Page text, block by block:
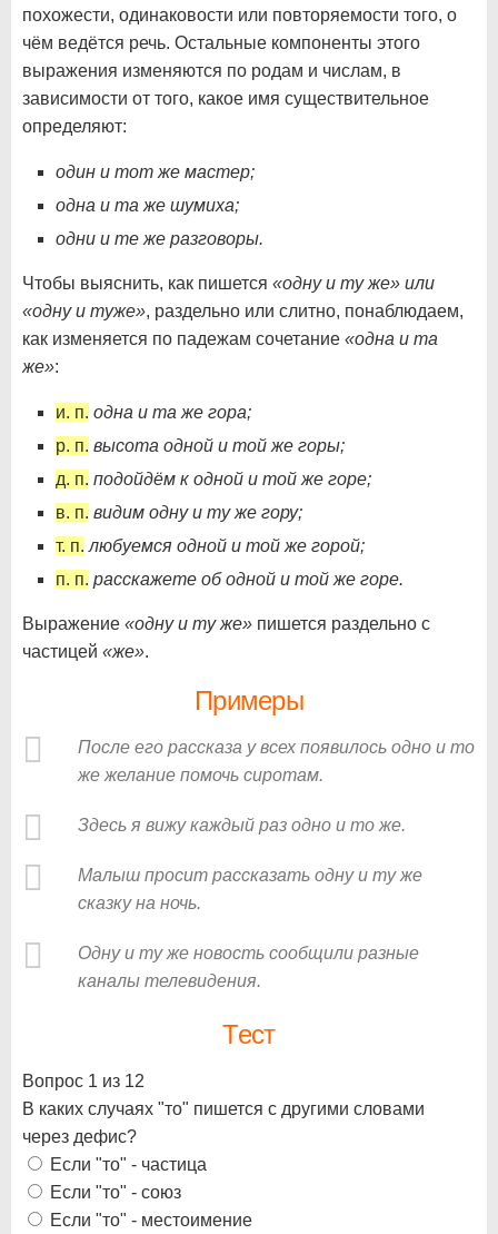
похожести, одинаковости или повторяемости того, о
чём ведётся речь. Остальные компоненты этого
выражения изменяются по родам и числам, в
зависимости от того, какое имя существительное
определяют:
один и тот же мастер;
одна и та же шумиха;
одни и те же разговоры.
Чтобы выяснить, как пишется «одну и ту же» или
«одну и туже», раздельно или слитно, понаблюдаем,
как изменяется по падежам сочетание «одна и та
же»:
и. п. одна и та же гора;
р. п. высота одной и той же горы;
д. п. подойдём к одной и той же горе;
в. п. видим одну и ту же гору;
т. п. любуемся одной и той же горой;
п. п. расскажете об одной и той же горе.
Выражение «одну и ту же» пишется раздельно с
частицей «же».
Примеры
После его рассказа у всех появилось одно и то
же желание помочь сиротам.
Здесь я вижу каждый раз одно и то же.
Малыш просит рассказать одну и ту же
сказку на ночь.
Одну и ту же новость сообщили разные
каналы телевидения.
Тест
Вопрос 1 из 12
В каких случаях "то" пишется с другими словами
через дефис?
Если "то" - частица
Если "то" - союз
Если "то" - местоимение